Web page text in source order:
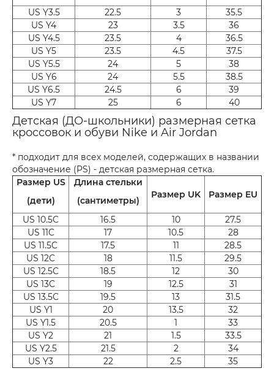
US Y3.5 22.5 3
35.5
US Y4
23 3.5
36
US Y4.5
23.5 4
36.5
US Y5
23.5 4.5
37.5
US Y5.5
24 5
38
US Y6
24 5.5
38.5
US Y6.5
24.5 6
39
US Y7
25 6 40
Детская (ДО-школьники) размерная сетка
кроссовок и обуви Nike и Air Jordan
* подходит для всех моделей, содержащих в названии
обозначение (PS) - детская размерная сетка.
Размер US
(дети)
Длина стельки
(сантиметры)
Размер UK Размер EU
US 10.5C 16.5 10
27.5
US 11C
17 10.5
28
US 11.5C
17.5 11
28.5
US 12C
18 11.5
29.5
US 12.5C
18.5 12
30
US 13C
19 12.5
31
US 13.5C
19.5 13
31.5
US Y1
20 13.5
32
US Y1.5
20.5 1
33
US Y2
21 1.5
33.5
US Y2.5
21.5 2
34
US Y3
22 2.5 35